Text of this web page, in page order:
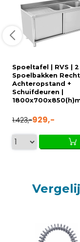
Spoeltafel | RVS | 2
Spoelbakken
Achteropstand +
Schuifdeuren |
1.423,-929,-